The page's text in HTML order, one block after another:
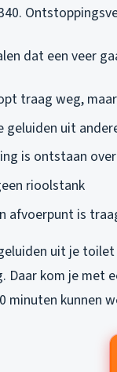
dat een veer
traag weg,
geluiden uit
is ontstaan
rioolstank
afvoerpunt is
uit je
Daar kom je met
minuten kunnen